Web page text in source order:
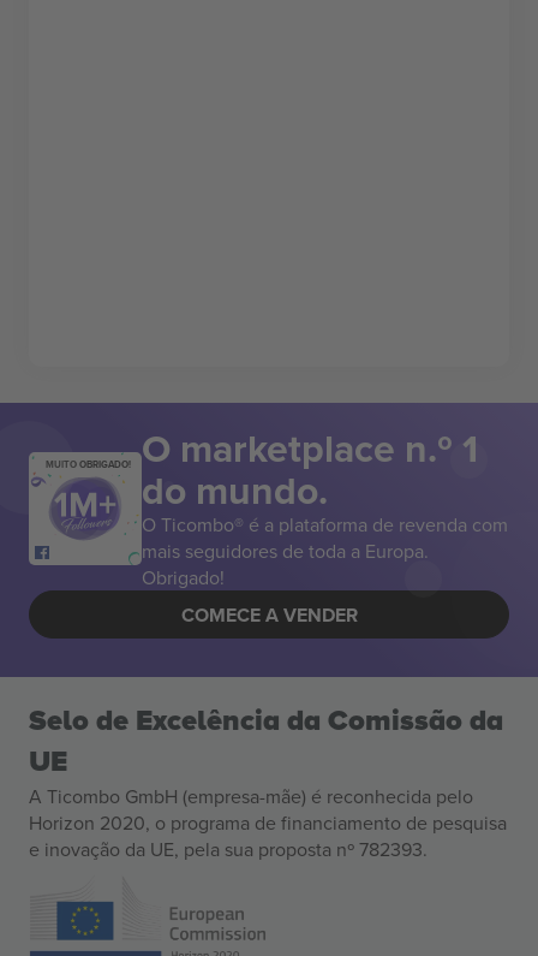
MUITO OBRIGADO! O marketplace n.º 1
do mundo.
O Ticombo® é a plataforma de revenda com
mais seguidores de toda a Europa.
Obrigado!
COMECE A VENDER
Selo de Excelência da Comissão da
UE
A Ticombo GmbH (empresa-mãe) é reconhecida pelo
Horizon 2020, o programa de financiamento de pesquisa
e inovação da UE, pela sua proposta nº 782393.